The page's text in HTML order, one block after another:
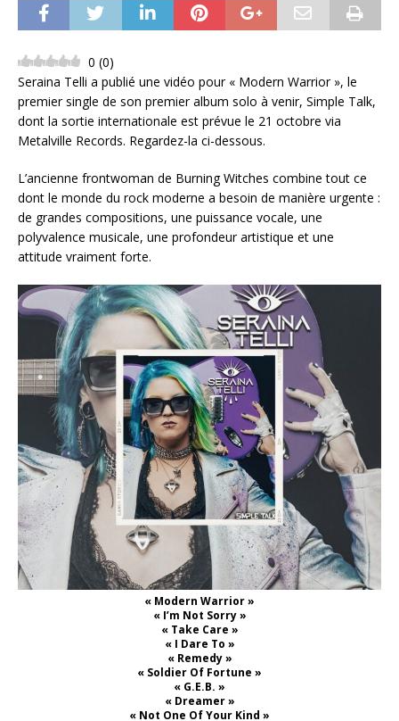
0 (0)
Seraina Telli a publié une vidéo pour « Modern Warrior », le
premier single de son premier album solo à venir, Simple Talk,
dont la sortie internationale est prévue le 21 octobre via
Metalville Records. Regardez-la ci-dessous.
L’ancienne frontwoman de Burning Witches combine tout ce
dont le monde du rock moderne a besoin de manière urgente :
de grandes compositions, une puissance vocale, une
polyvalence musicale, une profondeur artistique et une
attitude vraiment forte.
« Modern Warrior »
« I’m Not Sorry »
« Take Care »
« I Dare To »
« Remedy »
« Soldier Of Fortune »
« G.E.B. »
« Dreamer »
« Not One Of Your Kind »